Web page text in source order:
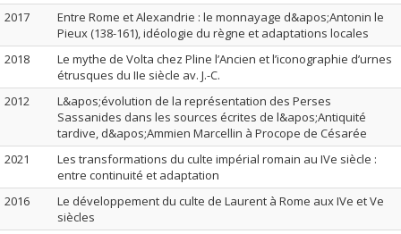
2017
Entre Rome et Alexandrie : le monnayage d&apos;Antonin le
Pieux (138-161), idéologie du règne et adaptations locales
2018
Le mythe de Volta chez Pline l’Ancien et l’iconographie d’urnes
étrusques du IIe siècle av. J.-C.
2012
L&apos;évolution de la représentation des Perses
Sassanides dans les sources écrites de l&apos;Antiquité
tardive, d&apos;Ammien Marcellin à Procope de Césarée
2021
Les transformations du culte impérial romain au IVe siècle :
entre continuité et adaptation
2016
Le développement du culte de Laurent à Rome aux IVe et Ve
siècles